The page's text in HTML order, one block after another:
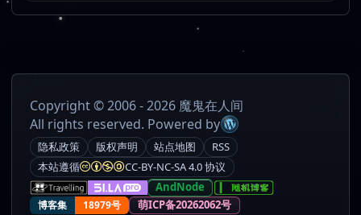
Copyright © 2006 - 2026 魔鬼在人间
All rights reserved. Powered by
隐私政策 版权声明 站点地图
RSS
本站遵循
CC-BY-NC-SA 4.0 协议
AndNode
博客集 18979号 萌ICP备20262062号